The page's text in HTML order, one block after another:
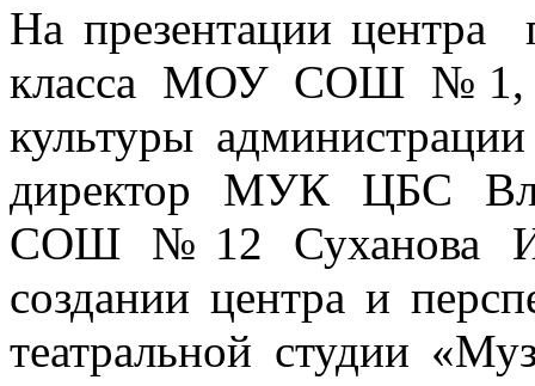
На презентации центра
класса МОУ СОШ №1,
культуры
директор МУК ЦБС
СОШ №12 Суханова
создании центра и
театральной студии